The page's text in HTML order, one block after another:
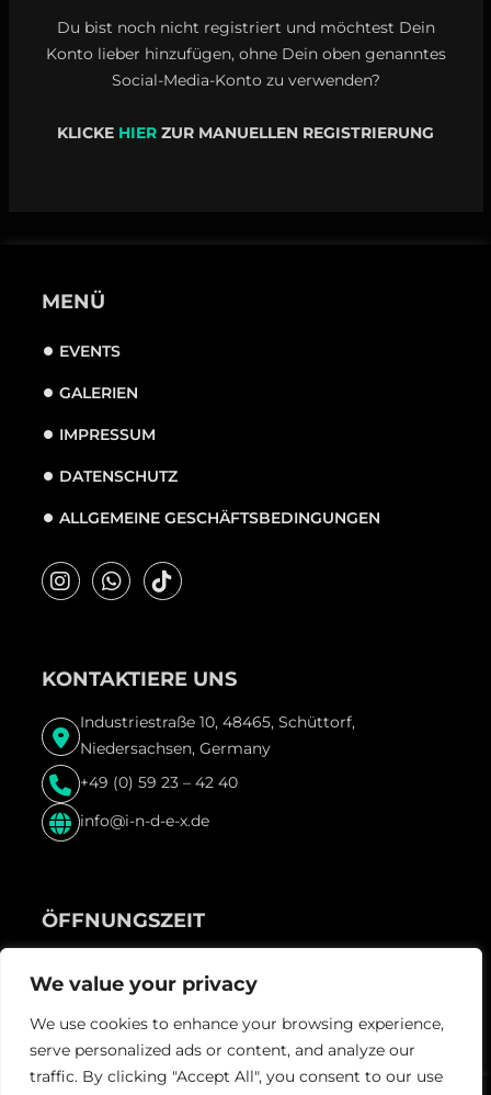
We value your privacy
We use cookies to enhance your browsing experience,
serve personalized ads or content, and analyze our
traffic. By clicking "Accept All", you consent to our use
Du bist noch nicht registriert und möchtest Dein
Konto lieber hinzufügen, ohne Dein oben genanntes
Social-Media-Konto zu verwenden?
KLICKE HIER ZUR MANUELLEN REGISTRIERUNG
MENÜ
EVENTS
GALERIEN
IMPRESSUM
DATENSCHUTZ
ALLGEMEINE GESCHÄFTSBEDINGUNGEN
KONTAKTIERE UNS
Industriestraße 10, 48465, Schüttorf,
Niedersachsen, Germany
+49 (0) 59 23 – 42 40
info@i-n-d-e-x.de
ÖFFNUNGSZEIT